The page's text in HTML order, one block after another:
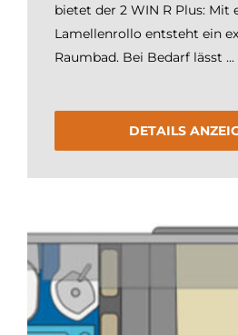
bietet der 2 WIN R Plus: Mit
Lamellenrollo entsteht ein
Raumbad. Bei Bedarf lässt ...
DETAILS